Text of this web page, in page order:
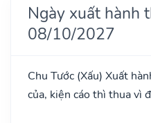
Ngày xuất hành
08/10/2027
Chu Tước (Xấu) Xuất
của, kiện cáo thì thua vì